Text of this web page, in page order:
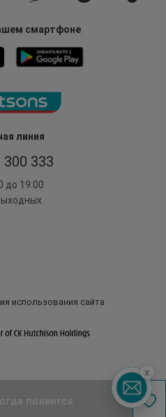
линия
300 333
до 19:00
смартфоне
использования сайта
x